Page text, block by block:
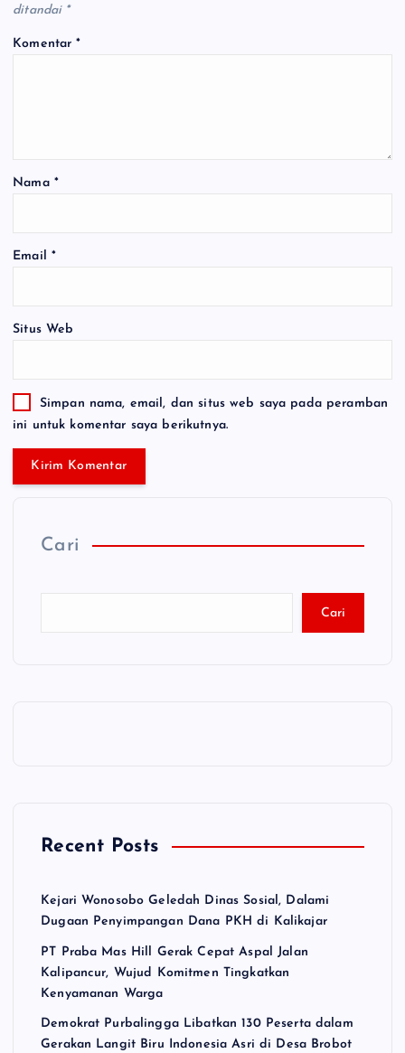
ditandai *
Komentar*
Nama *
Email *
Situs Web
Simpan nama, email, dan situs web saya pada peramban
ini untuk komentar saya berikutnya.
Cari
Cari
Recent Posts
Kejari Wonosobo Geledah Dinas Sosial, Dalami
Dugaan Penyimpangan Dana PKH di Kalikajar
PT Praba Mas Hill Gerak Cepat Aspal Jalan
Kalipancur, Wujud Komitmen Tingkatkan
Kenyamanan Warga
Demokrat Purbalingga Libatkan 130 Peserta dalam
Gerakan Langit Biru Indonesia Asri di Desa Brobot